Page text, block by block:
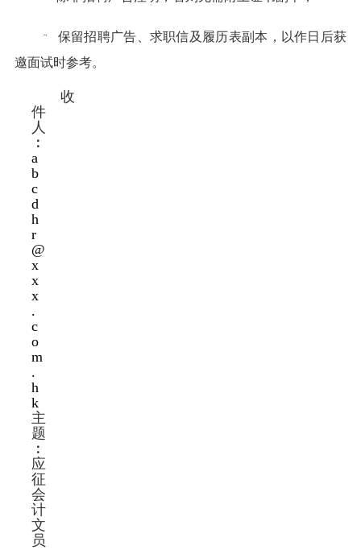
¨
保留招聘广告、求职信及履历表副本，以作日后获
邀面试时参考。
收
件
人
︰
a
b
c
d
h
r
@
x
x
x
.
c
o
m
.
h
k
主
题
︰
应
征
会
计
文
员